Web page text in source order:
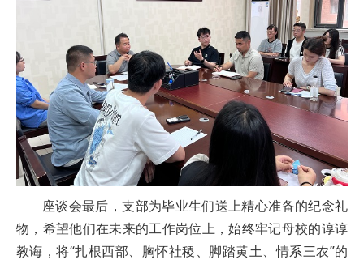
座谈会最后，支部为毕业生们送上精心准备的纪念礼
物，希望他们在未来的工作岗位上，始终牢记母校的谆谆
教诲，将“扎根西部、胸怀社稷、脚踏黄土、情系三农”的